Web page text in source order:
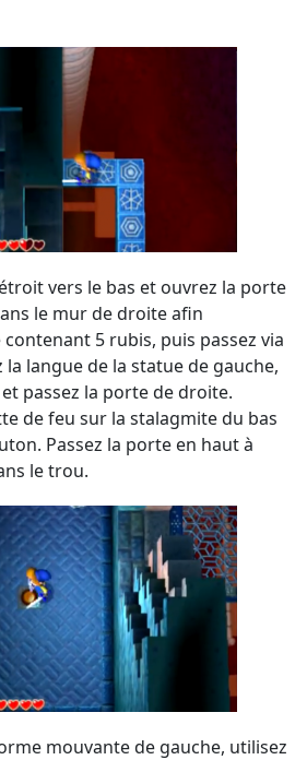
vers le bas et ouvrez la porte
le mur de droite afin
5 rubis, puis passez via
langue de la statue de gauche,
passez la porte de droite.
de feu sur la stalagmite du bas
Passez la porte en haut à
le trou.
mouvante de gauche, utilisez